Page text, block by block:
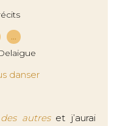
…
autreset j’aurai